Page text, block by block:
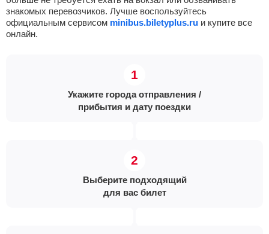
знакомых перевозчиков. Лучше воспользуйтесь
официальным сервисом minibus.biletyplus.ru и купите все
онлайн.
Укажите города отправления /
прибытия и дату поездки
Выберите подходящий
для вас билет